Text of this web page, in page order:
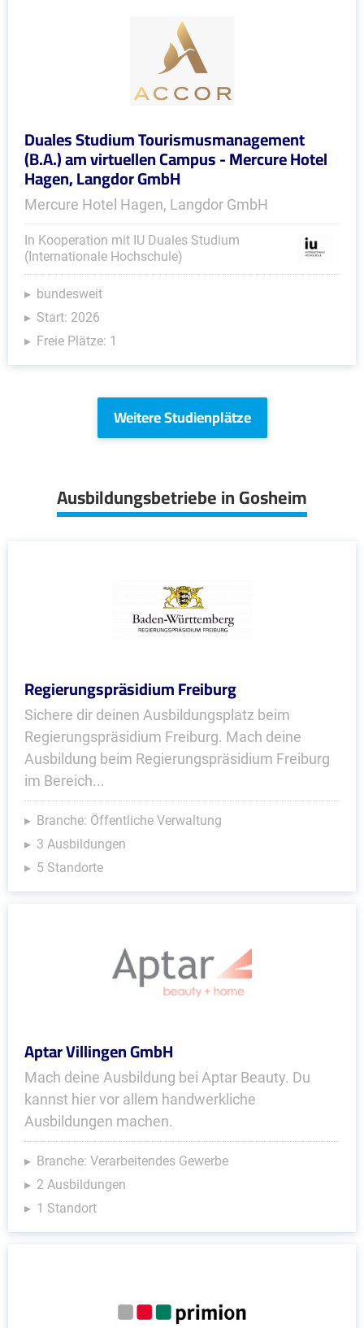
Duales Studium Tourismusmanagement
(B.A.) am virtuellen Campus - Mercure Hotel
Hagen, Langdor GmbH
Mercure Hotel Hagen, Langdor GmbH
In Kooperation mit IU Duales Studium
(Internationale Hochschule)
bundesweit
Start: 2026
Freie Plätze: 1
Weitere Studienplätze
Ausbildungsbetriebe in Gosheim
Regierungspräsidium Freiburg
Sichere dir deinen Ausbildungsplatz beim
Regierungspräsidium Freiburg. Mach deine
Ausbildung beim Regierungspräsidium Freiburg
im Bereich...
Branche: Öffentliche Verwaltung
3 Ausbildungen
5 Standorte
Aptar Villingen GmbH
Mach deine Ausbildung bei Aptar Beauty. Du
kannst hier vor allem handwerkliche
Ausbildungen machen.
Branche: Verarbeitendes Gewerbe
2 Ausbildungen
1 Standort